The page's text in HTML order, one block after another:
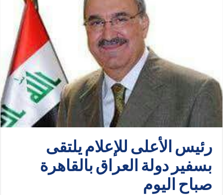
رئيس الأعلى للإعلام يلتقى
بسفير دولة العراق بالقاهرة
صباح اليوم